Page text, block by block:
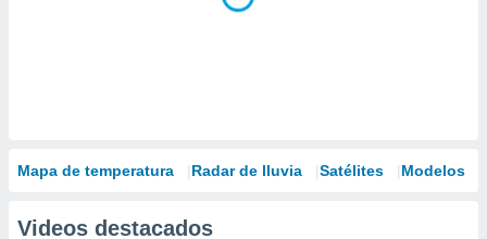
Mapa de temperatura Radar de lluvia Satélites Modelos
Videos destacados